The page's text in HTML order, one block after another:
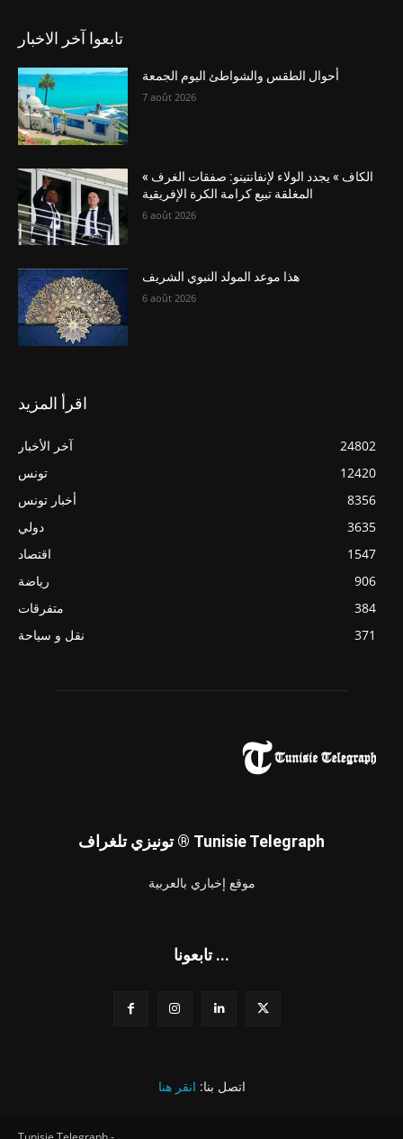
تابعوا آخر الاخبار
أحوال الطقس والشواطئ اليوم الجمعة
7 août 2026
« الكاف » يجدد الولاء لإنفانتينو: صفقات الغرف
المغلقة تبيع كرامة الكرة الإفريقية
6 août 2026
هذا موعد المولد النبوي الشريف
6 août 2026
اقرأ المزيد
آخر الأخبار
24802
تونس
12420
أخبار تونس
8356
دولي
3635
اقتصاد
1547
رياضة
906
متفرقات
384
نقل و سياحة
371
تونيزي تلغراف ® Tunisie Telegraph
موقع إخباري بالعربية
تابعونا ...
اتصل بنا: انقر هنا